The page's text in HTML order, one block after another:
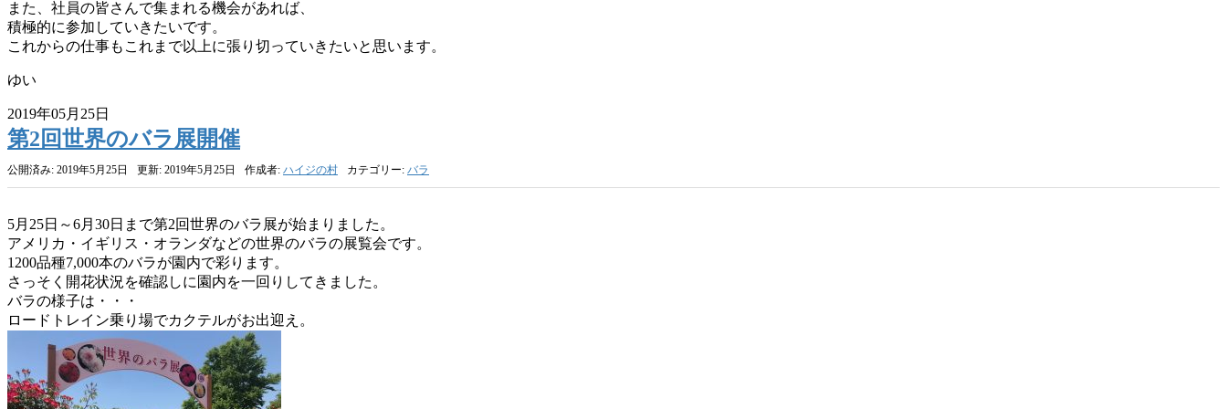
また、社員の皆さんで集まれる機会があれば、
積極的に参加していきたいです。
これからの仕事もこれまで以上に張り切っていきたいと思います。
ゆい
2019年05月25日
第2回世界のバラ展開催
公開済み: 2019年5月25日 更新: 2019年5月25日 作成者: ハイジの村 カテゴリー: バラ
5月25日～6月30日まで第2回世界のバラ展が始まりました。
アメリカ・イギリス・オランダなどの世界のバラの展覧会です。
1200品種7,000本のバラが園内で彩ります。
さっそく開花状況を確認しに園内を一回りしてきました。
バラの様子は・・・
ロードトレイン乗り場でカクテルがお出迎え。